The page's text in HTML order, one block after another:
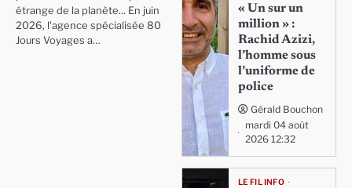
étrange de la planète... En juin
2026, l'agence spécialisée 80
Jours Voyages a…
« Un sur un
million » :
Rachid Azizi,
l’homme sous
l’uniforme de
police
Gérald Bouchon
mardi 04 août
2026 12:32
LE FIL INFO